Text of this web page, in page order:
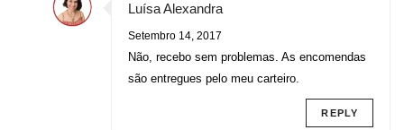
Luísa Alexandra
Setembro 14, 2017
Não, recebo sem problemas. As encomendas
são entregues pelo meu carteiro.
REPLY